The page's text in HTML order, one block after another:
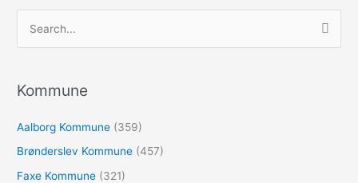
e
t
e
r
Kommune
Aalborg Kommune (359)
Brønderslev Kommune (457)
Faxe Kommune (321)